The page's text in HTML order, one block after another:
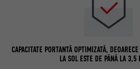
CAPACITATE PORTANTĂ OPTIMIZATĂ,
LA SOL ESTE DE PÂNĂ LA